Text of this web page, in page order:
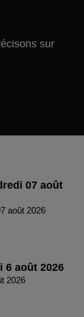
sur
07 août
août 2026
6 août 2026
2026